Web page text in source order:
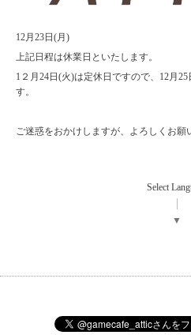
12月23日(月)
上記日程は休業日といたします。
1２月24日(火)は定休日ですので、12月
す。
ご迷惑をおかけしますが、よろしくお願
Select
▼